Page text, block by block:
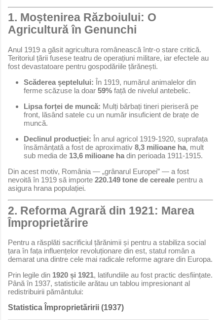
1. Moștenirea Războiului: O
Agricultură în Genunchi
Anul 1919 a găsit agricultura românească într-o stare critică.
Teritoriul țării fusese teatru de operațiuni militare, iar efectele au
fost devastatoare pentru gospodăriile țărănești.
Scăderea șeptelului: În 1919, numărul animalelor din
ferme scăzuse la doar 59% față de nivelul antebelic.
Lipsa forței de muncă: Mulți bărbați tineri pieriseră pe
front, lăsând satele cu un număr insuficient de brațe de
muncă.
Declinul producției: În anul agricol 1919-1920, suprafața
însămânțată a fost de aproximativ 8,3 milioane ha, mult
sub media de 13,6 milioane ha din perioada 1911-1915.
Din acest motiv, România — „grânarul Europei” — a fost
nevoită în 1919 să importe 220.149 tone de cereale pentru a
asigura hrana populației.
2. Reforma Agrară din 1921: Marea
Împroprietărire
Pentru a răsplăti sacrificiul țărănimii și pentru a stabiliza social
țara în fața influențelor revoluționare din est, statul român a
demarat una dintre cele mai radicale reforme agrare din Europa.
Prin legile din 1920 și 1921, latifundiile au fost practic desființate.
Până în 1937, statisticile arătau un tablou impresionant al
redistribuirii pământului:
Statistica Împroprietăririi (1937)